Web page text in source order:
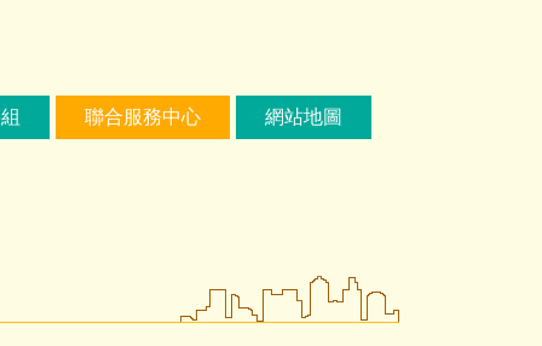
聯合服務中心 網站地圖